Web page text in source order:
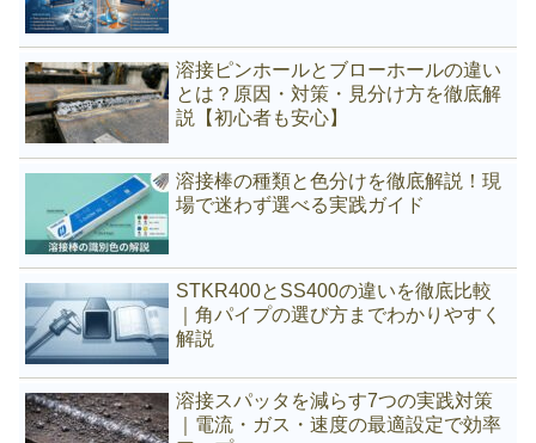
溶接ピンホールとブローホールの違い
とは？原因・対策・見分け方を徹底解
説【初心者も安心】
溶接棒の種類と色分けを徹底解説！現
場で迷わず選べる実践ガイド
STKR400とSS400の違いを徹底比較
｜角パイプの選び方までわかりやすく
解説
溶接スパッタを減らす7つの実践対策
｜電流・ガス・速度の最適設定で効率